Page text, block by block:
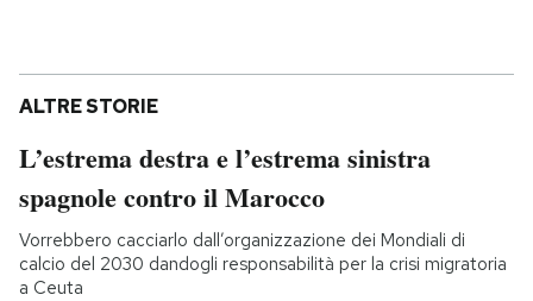
ALTRE STORIE
L’estrema destra e l’estrema sinistra
spagnole contro il Marocco
Vorrebbero cacciarlo dall’organizzazione dei Mondiali di
calcio del 2030 dandogli responsabilità per la crisi migratoria
a Ceuta